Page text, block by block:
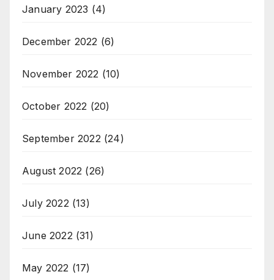
January 2023 (4)
December 2022 (6)
November 2022 (10)
October 2022 (20)
September 2022(24)
August 2022 (26)
July 2022(13)
June 2022(31)
May 2022 (17)